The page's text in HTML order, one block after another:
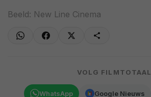
Beeld: New Line Cinema
VOLG FILMTOTAAL
WhatsApp Google Nieuws